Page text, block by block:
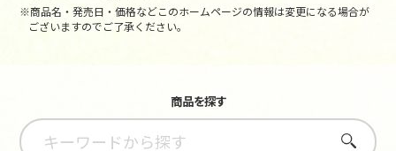
※商品名・発売日・価格などこのホームページの情報は変更になる場合が
ございますのでご了承ください。
商品を探す
さがす